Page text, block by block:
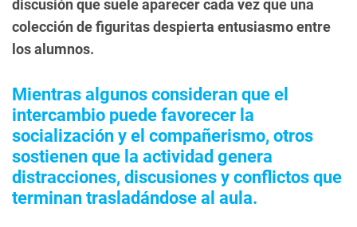
discusión que suele aparecer cada vez que una
colección de figuritas despierta entusiasmo entre
los alumnos.
Mientras algunos consideran que el
intercambio puede favorecer la
socialización y el compañerismo, otros
sostienen que la actividad genera
distracciones, discusiones y conflictos que
terminan trasladándose al aula.